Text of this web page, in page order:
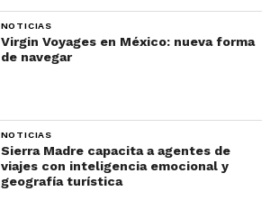
NOTICIAS
Virgin Voyages en México: nueva forma
de navegar
NOTICIAS
Sierra Madre capacita a agentes de
viajes con inteligencia emocional y
geografía turística